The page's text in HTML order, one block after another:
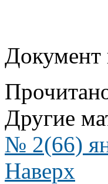
Документ
Другие
№ 2(66)
Наверх